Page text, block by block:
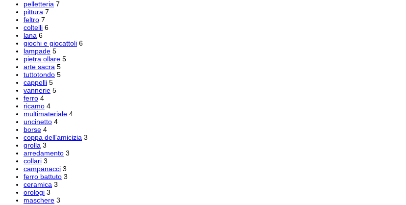
pelletteria 7
pittura 7
feltro 7
coltelli 6
lana 6
giochi e giocattoli 6
lampade 5
pietra ollare 5
arte sacra 5
tuttotondo 5
cappelli 5
vannerie 5
ferro 4
ricamo 4
multimateriale 4
uncinetto 4
borse 4
coppa dell'amicizia 3
grolla 3
arredamento 3
collari 3
campanacci 3
ferro battuto 3
ceramica 3
orologi 3
maschere 3